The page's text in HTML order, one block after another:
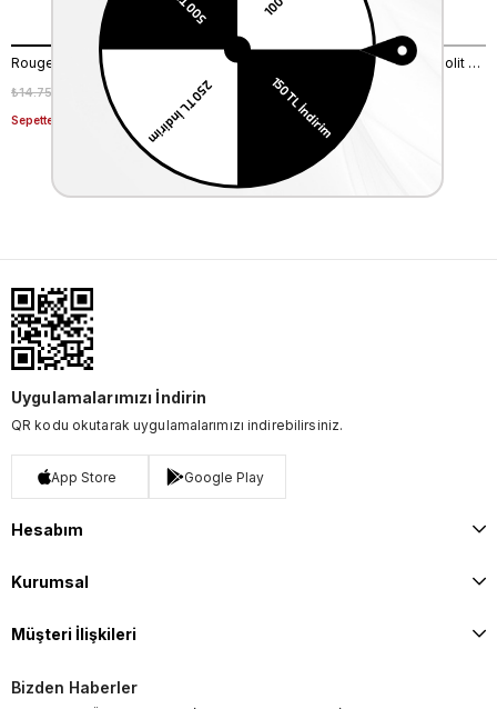
Rouge Kadın Taşlı Neolit Taban Beyaz Süet Gece & Abiye Ayakkabı
₺10.325,00
₺14.750,00
Sepette %20 Net İndirim
Kemal Tanca Kadın Vegan Neolit Taban Rose Gece & Abiye Sandalet
₺4.499,00
₺7.998,00
Son Baktığınız Ürünler
Uygulamalarımızı İndirin
QR kodu okutarak uygulamalarımızı indirebilirsiniz.
App Store Google Play
Hesabım
Kurumsal
Müşteri İlişkileri
Bizden Haberler